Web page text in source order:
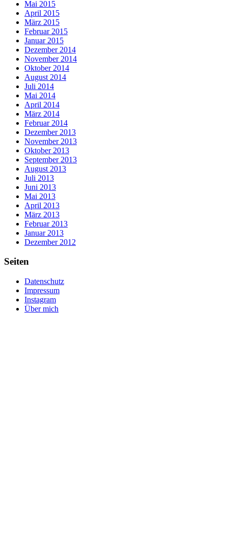
Mai 2015
April 2015
März 2015
Februar 2015
Januar 2015
Dezember 2014
November 2014
Oktober 2014
August 2014
Juli 2014
Mai 2014
April 2014
März 2014
Februar 2014
Dezember 2013
November 2013
Oktober 2013
September 2013
August 2013
Juli 2013
Juni 2013
Mai 2013
April 2013
März 2013
Februar 2013
Januar 2013
Dezember 2012
Seiten
Datenschutz
Impressum
Instagram
Über mich